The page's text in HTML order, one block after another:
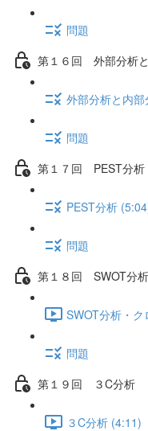
問題
第１６回 外部分析
外部分析と内
問題
第１７回 PEST分析
PEST分析
問題
第１８回 SWOT分
SWOT分析・
問題
第１９回 ３C分析
３C分析 (4:11)